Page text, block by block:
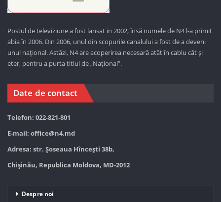
Postul de televiziune a fost lansat in 2002, însă numele de N4 l-a primit
abia în 2006. Din 2006, unul din scopurile canalului a fost de a deveni
unul național. Astăzi, N4 are acoperirea necesară atât în cablu cât și
eter, pentru a purta titlul de „Național”.
Date de contact
Telefon: 022-821-801
E-mail: office@n4.md
Adresa: str. Șoseaua Hînceşti 38b,
Chișinău, Republica Moldova, MD-2012
Despre noi